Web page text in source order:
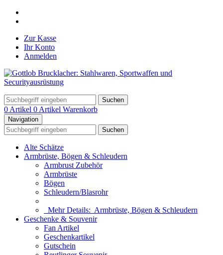
Zur Kasse
Ihr Konto
Anmelden
Suchen
0 Artikel 0 Artikel Warenkorb
Navigation
Suchen
Alte Schätze
Armbrüste, Bögen & Schleudern
Armbrust Zubehör
Armbrüste
Bögen
Schleudern/Blasrohr
Mehr Details: Armbrüste, Bögen & Schleudern
Geschenke & Souvenir
Fan Artikel
Geschenkartikel
Gutschein